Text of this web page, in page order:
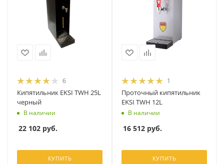
6
Кипятильник EKSI TWH 25L
черный
В наличии
22 102 руб.
КУПИТЬ
1
Проточный кипятильник
EKSI TWH 12L
В наличии
16 512 руб.
КУПИТЬ